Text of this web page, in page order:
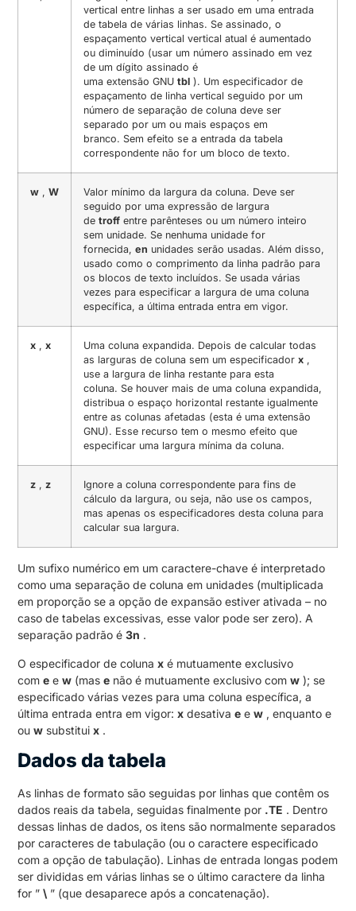
vertical entre linhas a ser usado em uma entrada
de tabela de várias linhas. Se assinado, o
espaçamento vertical vertical atual é aumentado
ou diminuído (usar um número assinado em vez
de um dígito assinado é
uma extensão GNUtbl ). Um especificador de
espaçamento de linha vertical seguido por um
número de separação de coluna deve ser
separado por um ou mais espaços em
branco. Sem efeito se a entrada da tabela
correspondente não for um bloco de texto.
w ,W
Valor mínimo da largura da coluna. Deve ser
seguido por uma expressão de largura
detroff entre parênteses ou um número inteiro
sem unidade. Se nenhuma unidade for
fornecida,en unidades serão usadas. Além disso,
usado como o comprimento da linha padrão para
os blocos de texto incluídos. Se usada várias
vezes para especificar a largura de uma coluna
específica, a última entrada entra em vigor.
x ,x
Uma coluna expandida. Depois de calcular todas
as larguras de coluna sem um especificadorx ,
use a largura de linha restante para esta
coluna. Se houver mais de uma coluna expandida,
distribua o espaço horizontal restante igualmente
entre as colunas afetadas (esta é uma extensão
GNU). Esse recurso tem o mesmo efeito que
especificar uma largura mínima da coluna.
z ,z
Ignore a coluna correspondente para fins de
cálculo da largura, ou seja, não use os campos,
mas apenas os especificadores desta coluna para
calcular sua largura.
Um sufixo numérico em um caractere-chave é interpretado
como uma separação de coluna em unidades (multiplicada
em proporção se a opção de expansão estiver ativada – no
caso de tabelas excessivas, esse valor pode ser zero). A
separação padrão é3n .
O especificador de colunax é mutuamente exclusivo
come ew (mase não é mutuamente exclusivo comw ); se
especificado várias vezes para uma coluna específica, a
última entrada entra em vigor:x desativae ew , enquanto e
ouw substituix .
Dados da tabela
As linhas de formato são seguidas por linhas que contêm os
dados reais da tabela, seguidas finalmente por .TE . Dentro
dessas linhas de dados, os itens são normalmente separados
por caracteres de tabulação (ou o caractere especificado
com a opção de tabulação). Linhas de entrada longas podem
ser divididas em várias linhas se o último caractere da linha
for ”\ ” (que desaparece após a concatenação).